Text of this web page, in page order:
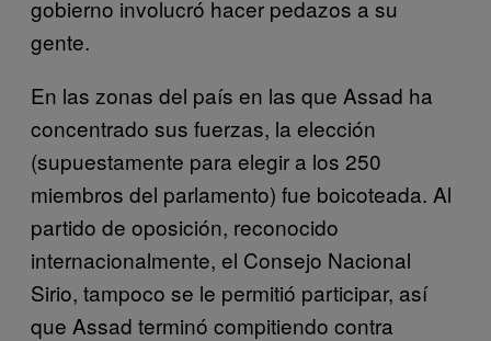
gobierno involucró hacer pedazos a su
gente.
En las zonas del país en las que Assad ha
concentrado sus fuerzas, la elección
(supuestamente para elegir a los 250
miembros del parlamento) fue boicoteada. Al
partido de oposición, reconocido
internacionalmente, el Consejo Nacional
Sirio, tampoco se le permitió participar, así
que Assad terminó compitiendo contra